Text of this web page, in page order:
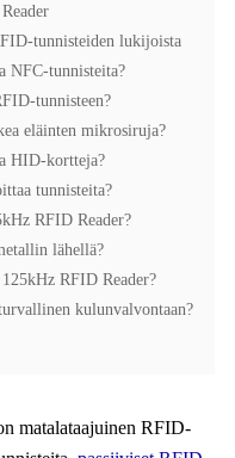
tunnisteiden lukijoista
NFC-tunnisteita?
tunnisteen?
eläinten mikrosiruja?
HID-kortteja?
tunnisteita?
RFID Reader?
lähellä?
RFID Reader?
kulunvalvontaan?
matalataajuinen RFID-